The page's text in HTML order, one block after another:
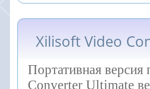
Xilisoft Video
Портативная
Converter Ultimate